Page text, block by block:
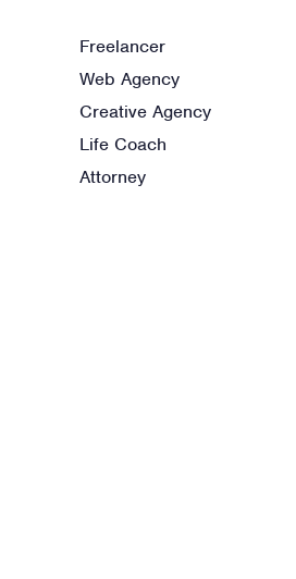
Freelancer
Web Agency
Creative Agency
Life Coach
Attorney